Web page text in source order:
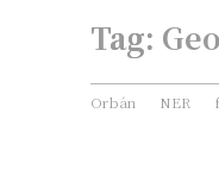
Tag:
Orbán NER